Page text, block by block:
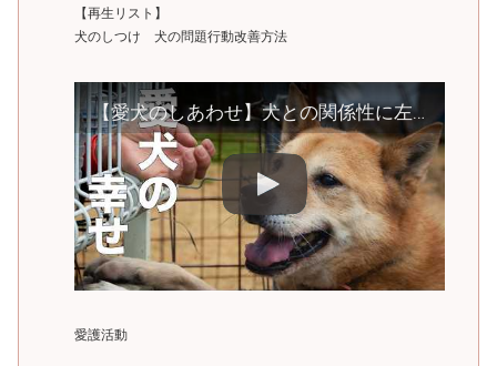
【再生リスト】
犬のしつけ 犬の問題行動改善方法
【愛犬のしあわせ】犬との関係性に左右される
愛護活動